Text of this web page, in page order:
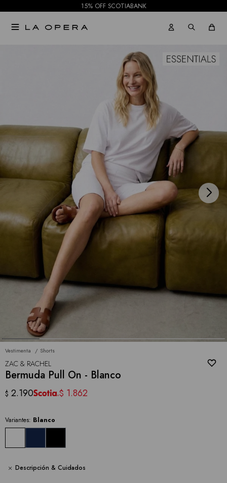
15% OFF SCOTIABANK

Vestimenta Shorts
ZAC & RACHEL
Bermuda Pull On - Blanco
$ 2.190 $ 1.862
Variantes: Blanco
Descripción & Cuidados
NOTIFICARME